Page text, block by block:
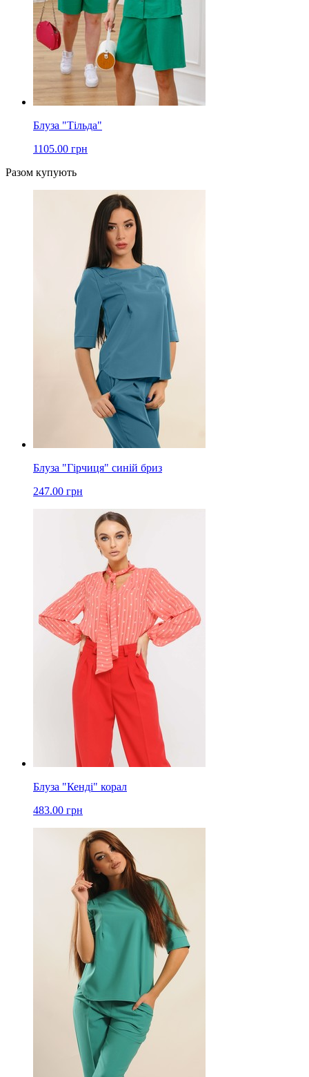
Блуза "Тільда"
1105.00 грн
Разом купують
Блуза "Гірчиця" синій бриз
247.00 грн
Блуза "Кенді" корал
483.00 грн